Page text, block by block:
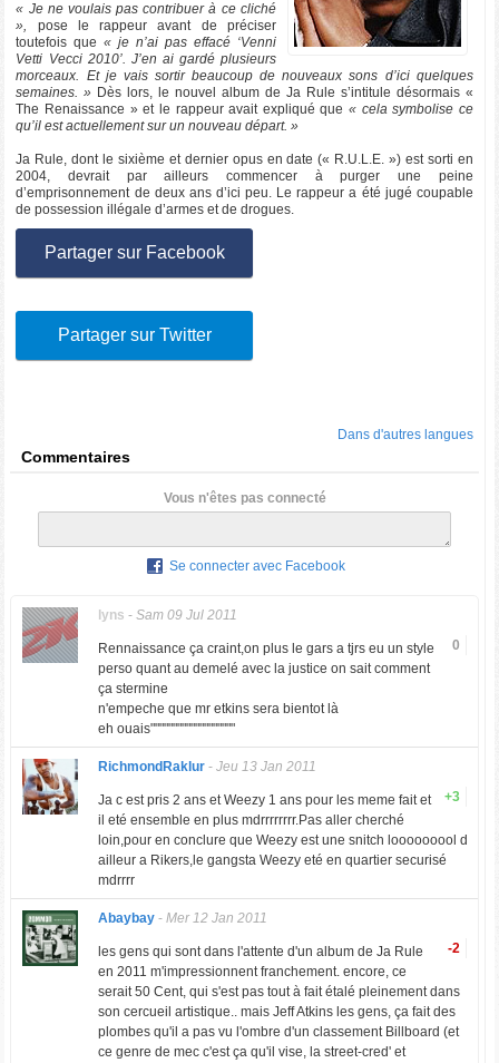
« Je ne voulais pas contribuer à ce cliché
», pose le rappeur avant de préciser
toutefois que« je n’ai pas effacé ‘Venni
Vetti Vecci 2010’. J’en ai gardé plusieurs
morceaux. Et je vais sortir beaucoup de nouveaux sons d’ici quelques
semaines. » Dès lors, le nouvel album de Ja Rule s’intitule désormais «
The Renaissance » et le rappeur avait expliqué que « cela symbolise ce
qu’il est actuellement sur un nouveau départ. »
Ja Rule, dont le sixième et dernier opus en date (« R.U.L.E. ») est sorti en
2004, devrait par ailleurs commencer à purger une peine
d’emprisonnement de deux ans d’ici peu. Le rappeur a été jugé coupable
de possession illégale d’armes et de drogues.
Partager sur Facebook
Partager sur Twitter
Dans d'autres langues
Commentaires
Vous n'êtes pas connecté
Se connecter avec Facebook
lyns - Sam 09 Jul 2011
0
Rennaissance ça craint,on plus le gars a tjrs eu un style
perso quant au demelé avec la justice on sait comment
ça stermine
n'empeche que mr etkins sera bientot là
eh ouais"""""""""""""""""""
RichmondRaklur- Jeu 13 Jan 2011
+3
Ja c est pris 2 ans et Weezy 1 ans pour les meme fait et
il eté ensemble en plus mdrrrrrrrr.Pas aller cherché
loin,pour en conclure que Weezy est une snitch looooooool d
ailleur a Rikers,le gangsta Weezy eté en quartier securisé
mdrrrr
Abaybay- Mer 12 Jan 2011
-2
les gens qui sont dans l'attente d'un album de Ja Rule
en 2011 m'impressionnent franchement. encore, ce
serait 50 Cent, qui s'est pas tout à fait étalé pleinement dans
son cercueil artistique.. mais Jeff Atkins les gens, ça fait des
plombes qu'il a pas vu l'ombre d'un classement Billboard (et
ce genre de mec c'est ça qu'il vise, la street-cred' et